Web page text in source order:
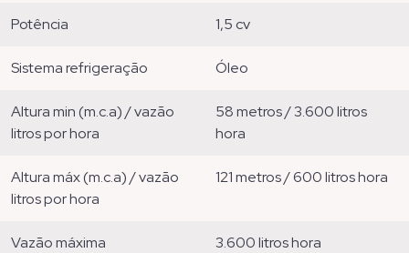
potência 1,5 cv
sistema refrigeração óleo
altura min (m.c.a) / vazão
litros por hora
58 metros / 3.600 litros
hora
altura máx (m.c.a) / vazão
litros por hora
121 metros / 600 litros hora
vazão máxima 3.600 litros hora